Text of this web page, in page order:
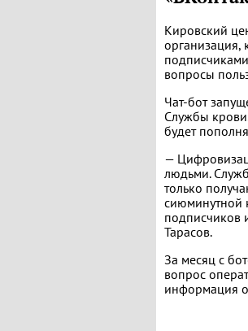
Кировский
организация,
вопросы
Чат-бот
Службы
будет
—
людьми.
только
сиюминутной
подписчиков
Тарасов.
За месяц с
вопрос
информация о